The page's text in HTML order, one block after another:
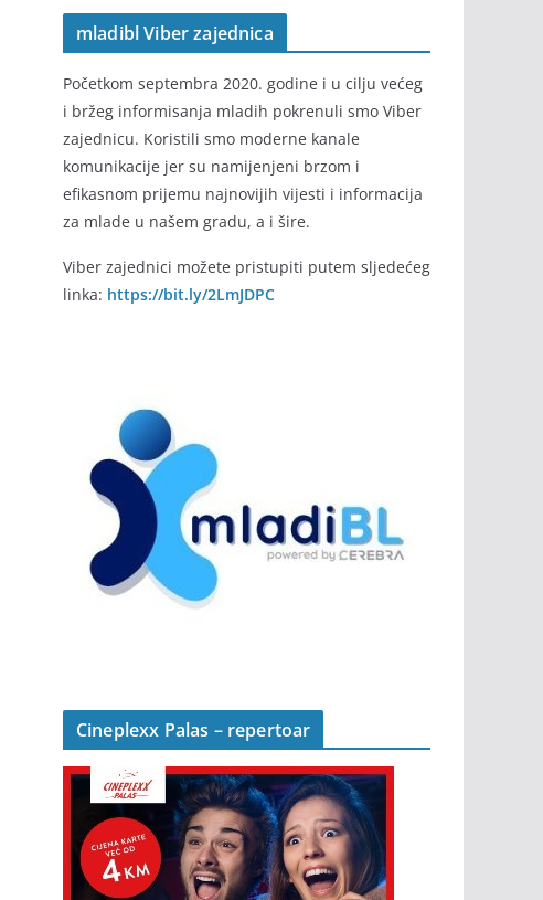
mladibl Viber zajednica
Početkom septembra 2020. godine i u cilju većeg
i bržeg informisanja mladih pokrenuli smo Viber
zajednicu. Koristili smo moderne kanale
komunikacije jer su namijenjeni brzom i
efikasnom prijemu najnovijih vijesti i informacija
za mlade u našem gradu, a i šire.
Viber zajednici možete pristupiti putem sljedećeg
linka: https://bit.ly/2LmJDPC
Cineplexx Palas – repertoar